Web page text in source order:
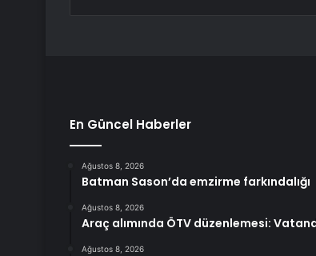
En Güncel Haberler
Ağustos 8, 2026
Batman Sason’da emzirme farkındalığı
Ağustos 8, 2026
Araç alımında ÖTV düzenlemesi:
Ağustos 8, 2026